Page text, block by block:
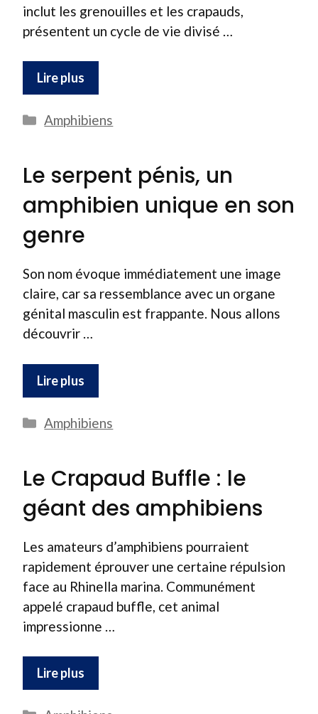
inclut les grenouilles et les crapauds,
présentent un cycle de vie divisé …
Lire plus
Catégories
Amphibiens
Le serpent pénis, un
amphibien unique en son
genre
Son nom évoque immédiatement une image
claire, car sa ressemblance avec un organe
génital masculin est frappante. Nous allons
découvrir …
Lire plus
Catégories
Amphibiens
Le Crapaud Buffle : le
géant des amphibiens
Les amateurs d’amphibiens pourraient
rapidement éprouver une certaine répulsion
face au Rhinella marina. Communément
appelé crapaud buffle, cet animal
impressionne …
Lire plus